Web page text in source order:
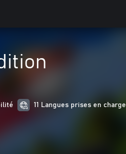
11 Langues prises en charge